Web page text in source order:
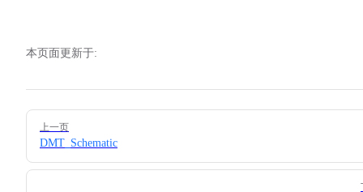
本页面更新于:
Pager
上一页
DMT_Schematic